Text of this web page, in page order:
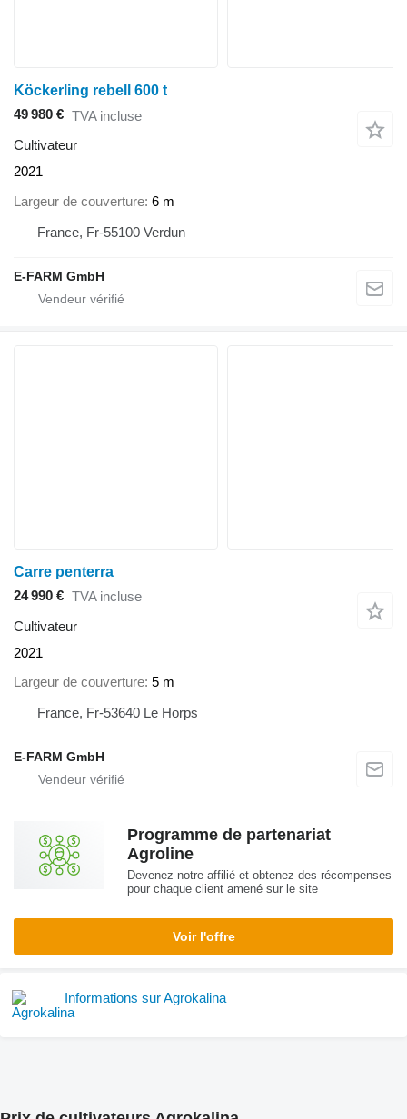
Köckerling rebell 600 t
49 980 € TVA incluse
Cultivateur
2021
Largeur de couverture 6 m
France, Fr-55100 Verdun
E-FARM GmbH
Carre penterra
24 990 € TVA incluse
Cultivateur
2021
Largeur de couverture 5 m
France, Fr-53640 Le Horps
E-FARM GmbH
Programme de partenariat
Agroline
Devenez notre affilié et obtenez des récompenses
pour chaque client amené sur le site
Voir l'offre
Informations sur Agrokalina